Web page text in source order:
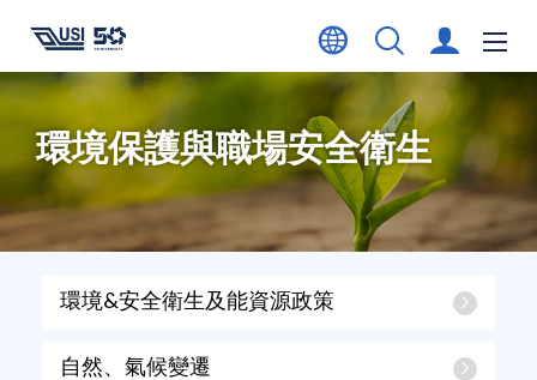
環境保護與職場安全衛生
環境&安全衛生及能資源政策
自然、氣候變遷